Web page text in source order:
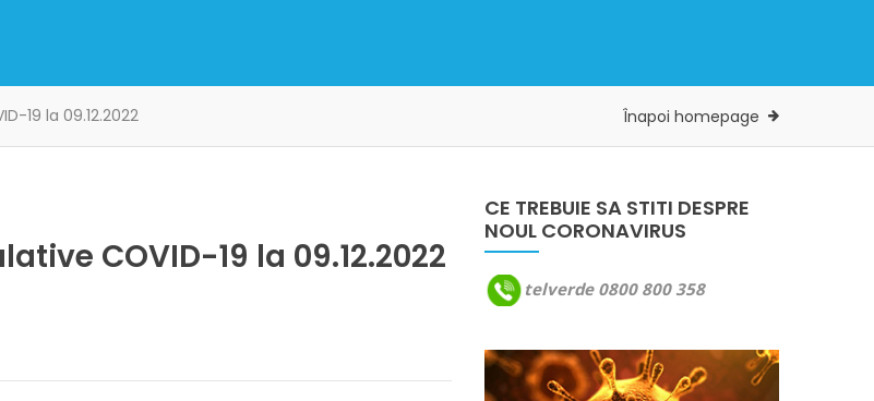
19 la 09.12.2022 Înapoi homepage
COVID-19 la 09.12.2022
CE TREBUIE SA STITI DESPRE
NOUL CORONAVIRUS
telverde 0800 800 358